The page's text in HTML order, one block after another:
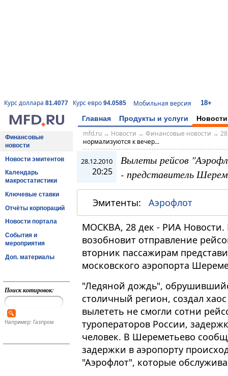
Курс доллара 81.4077 Курс евро 94.0585 Мобильная версия 18+
Главная Продукты и услуги Новости
Финансовые
новости
Новости эмитентов
Календарь
макростатистики
Ключевые ставки
Отчёты корпораций
Новости портала
События и
мероприятия
Доп. материалы
Поиск котировок:
Например: Газпром
mfd.ru→ Новости → Финансовые новости →
нормализуются к вечер...
28.12.2010
20:25
Вылеты рейсов
- представитель
Эмитенты: Аэрофлот
МОСКВА, 28 дек - РИА
возобновит отправление
вторник пассажирам
московского аэропорта
"Ледяной дождь",
столичный регион, создал
вылететь не смогли сотни
туроператоров России,
человек. В Шереметьево
задержки в аэропорту
"Аэрофлот", которые